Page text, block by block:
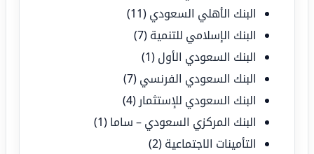
البنك الأهلي السعودي (11)
البنك الإسلامي للتنمية (7)
البنك السعودي الأول (1)
البنك السعودي الفرنسي (7)
البنك السعودي للإستثمار (4)
البنك المركزي السعودي – ساما (1)
التأمينات الاجتماعية (2)